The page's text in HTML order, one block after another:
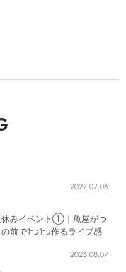
2027.07.06
休みイベント①｜魚屋がつ
前で1つ1つ作るライブ感
2026.08.07